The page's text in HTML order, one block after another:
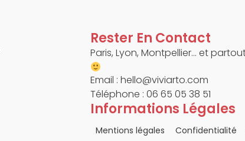
Rester En Contact
Paris, Lyon, Montpellier… et
Email :hello@viviarto.com
Téléphone : 06 65 05 38 51
Informations Légales
Mentions légales Confidentialité